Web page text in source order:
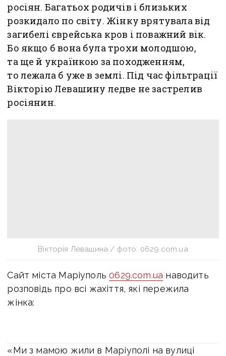
росіян. Багатьох родичів і близьких
розкидало по світу. Жінку врятувала від
загибелі єврейська кров і поважний вік.
Бо якщо б вона була трохи молодшою,
та ще й українкою за походженням,
то лежала б уже в землі. Під час фільтрації
Вікторію Левашину ледве не застрелив
росіянин.
Вікторія Левашина / фото: 0629.com.ua
Сайт міста Маріуполь0629.com.ua наводить
розповідь про всі жахіття, які пережила
жінка:
«Ми з мамою жили в Маріуполі на вулиці